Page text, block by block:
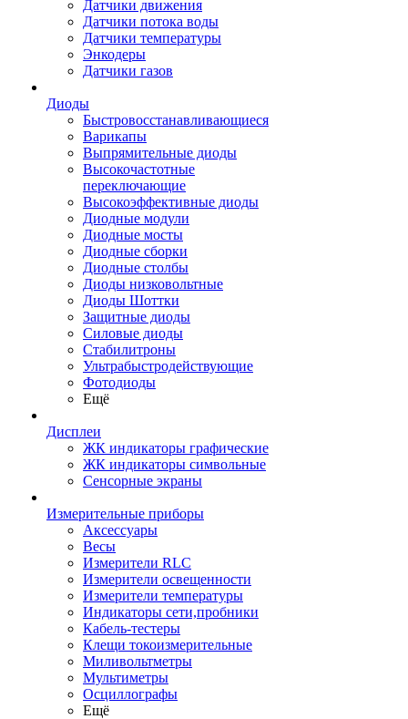
Датчики движения
Датчики потока воды
Датчики температуры
Энкодеры
Датчики газов
Диоды
Быстровосстанавливающиеся
Варикапы
Выпрямительные диоды
Высокочастотные
переключающие
Высокоэффективные диоды
Диодные модули
Диодные мосты
Диодные сборки
Диодные столбы
Диоды низковольтные
Диоды Шоттки
Защитные диоды
Силовые диоды
Стабилитроны
Ультрабыстродействующие
Фотодиоды
Ещё
Дисплеи
ЖК индикаторы графические
ЖК индикаторы символьные
Сенсорные экраны
Измерительные приборы
Аксессуары
Весы
Измерители RLC
Измерители освещенности
Измерители температуры
Индикаторы сети,пробники
Кабель-тестеры
Клещи токоизмерительные
Миливольтметры
Мультиметры
Осциллографы
Ещё